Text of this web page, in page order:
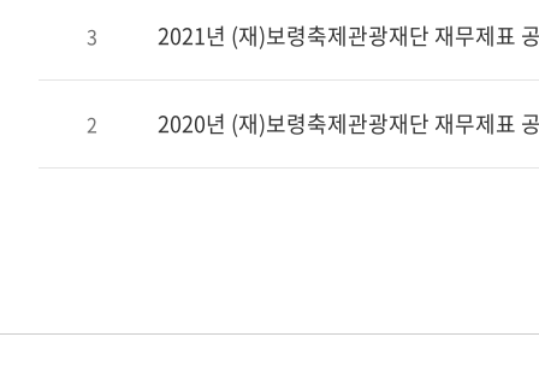
3 2021년 (재)보령축제관광재단 재무제표
2 2020년 (재)보령축제관광재단 재무제표